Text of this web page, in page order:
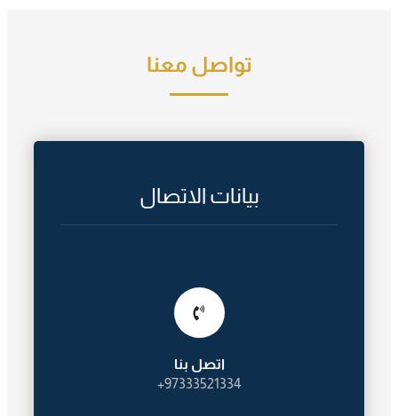
بيانات الاتصال
اتصل بنا
97333521334+
تواصل معنا